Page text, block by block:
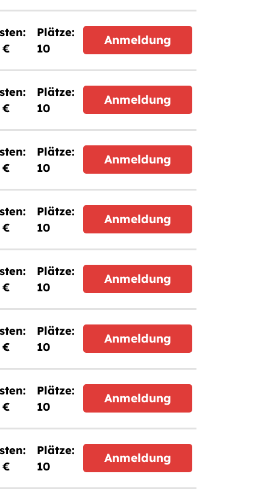
€ 10
Anmeldung
€ 10
Anmeldung
€ 10
Anmeldung
€ 10
Anmeldung
€ 10
Anmeldung
€ 10
Anmeldung
€ 10
Anmeldung
€ 10
Anmeldung